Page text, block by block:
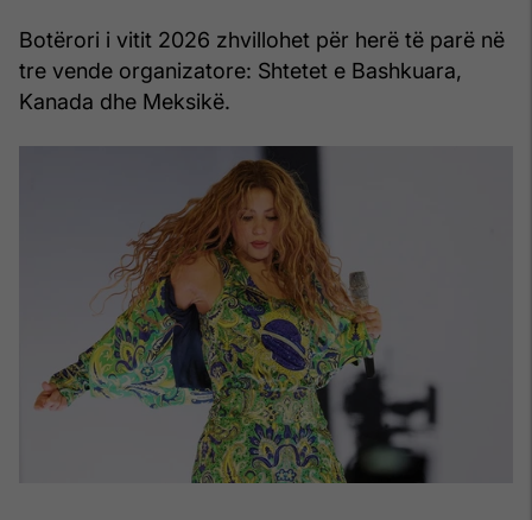
Botërori i vitit 2026 zhvillohet për herë të parë në
tre vende organizatore: Shtetet e Bashkuara,
Kanada dhe Meksikë.